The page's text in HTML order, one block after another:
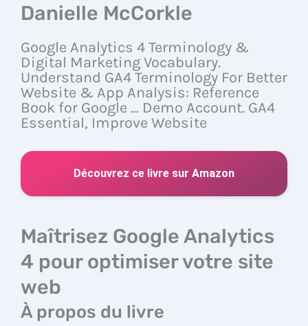
Danielle McCorkle
Google Analytics 4 Terminology &
Digital Marketing Vocabulary.
Understand GA4 Terminology For Better
Website & App Analysis: Reference
Book for Google ... Demo Account. GA4
Essential, Improve Website
Découvrez ce livre sur Amazon
Maîtrisez Google Analytics
4 pour optimiser votre site
web
À propos du livre